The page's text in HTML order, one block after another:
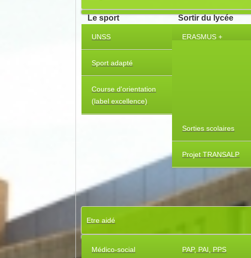
Le sport
UNSS
Sport adapté
Course d'orientation
(label excellence)
Sortir du lycée
ERASMUS +
Sorties scolaires
Projet TRANSALP
Etre aidé
Médico-social PAP, PAI, PPS